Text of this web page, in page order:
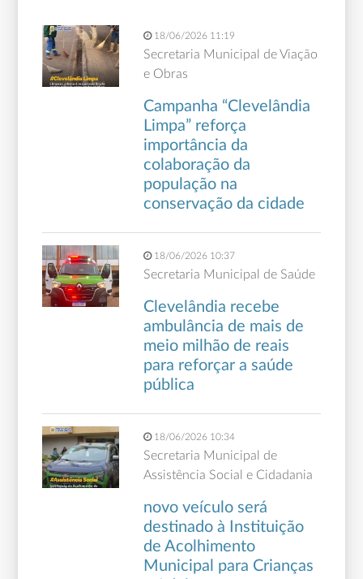
18/06/2026 11:19
Secretaria Municipal de Viação
e Obras
Campanha “Clevelândia
Limpa” reforça
importância da
colaboração da
população na
conservação da cidade
18/06/2026 10:37
Secretaria Municipal de Saúde
Clevelândia recebe
ambulância de mais de
meio milhão de reais
para reforçar a saúde
pública
18/06/2026 10:34
Secretaria Municipal de
Assistência Social e Cidadania
novo veículo será
destinado à Instituição
de Acolhimento
Municipal para Crianças